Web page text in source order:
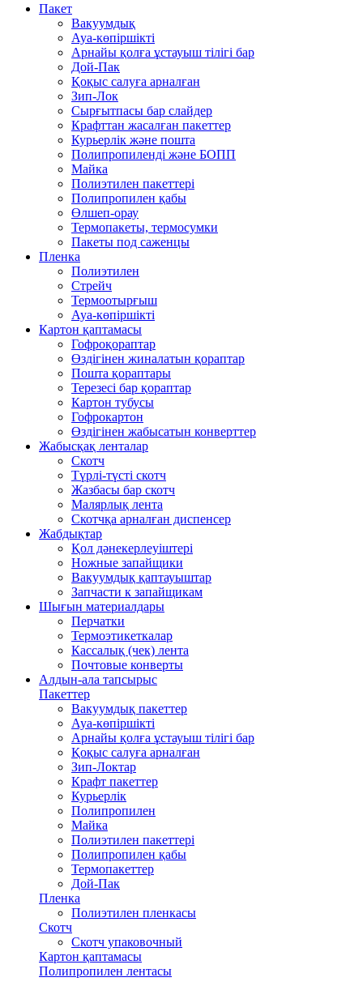
Пакет
Вакуумдық
Ауа-көпіршікті
Арнайы қолға ұстауыш тілігі бар
Дой-Пак
Қоқыс салуға арналған
Зип-Лок
Сырғытпасы бар слайдер
Крафттан жасалған пакеттер
Курьерлік және пошта
Полипропиленді және БОПП
Майка
Полиэтилен пакеттері
Полипропилен қабы
Өлшеп-орау
Термопакеты, термосумки
Пакеты под саженцы
Пленка
Полиэтилен
Стрейч
Термоотырғыш
Ауа-көпіршікті
Картон қаптамасы
Гофроқораптар
Өздігінен жиналатын қораптар
Пошта қораптары
Терезесі бар қораптар
Картон тубусы
Гофрокартон
Өздігінен жабысатын конверттер
Жабысқақ ленталар
Скотч
Түрлі-түсті скотч
Жазбасы бар скотч
Малярлық лента
Скотчқа арналған диспенсер
Жабдықтар
Қол дәнекерлеуіштері
Ножные запайщики
Вакуумдық қаптауыштар
Запчасти к запайщикам
Шығын материалдары
Перчатки
Термоэтикеткалар
Кассалық (чек) лента
Почтовые конверты
Алдын-ала тапсырыс
Пакеттер
Вакуумдық пакеттер
Ауа-көпіршікті
Арнайы қолға ұстауыш тілігі бар
Қоқыс салуға арналған
Зип-Локтар
Крафт пакеттер
Курьерлік
Полипропилен
Майка
Полиэтилен пакеттері
Полипропилен қабы
Термопакеттер
Дой-Пак
Пленка
Полиэтилен пленкасы
Скотч
Скотч упаковочный
Картон қаптамасы
Полипропилен лентасы